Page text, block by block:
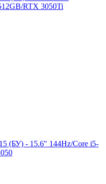
RTX 3050Ti
(БУ) - 15.6" 144Hz/Core i5-